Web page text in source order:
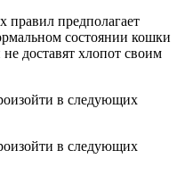
правил предполагает
состоянии кошки
доставят хлопот своим
в следующих
в следующих